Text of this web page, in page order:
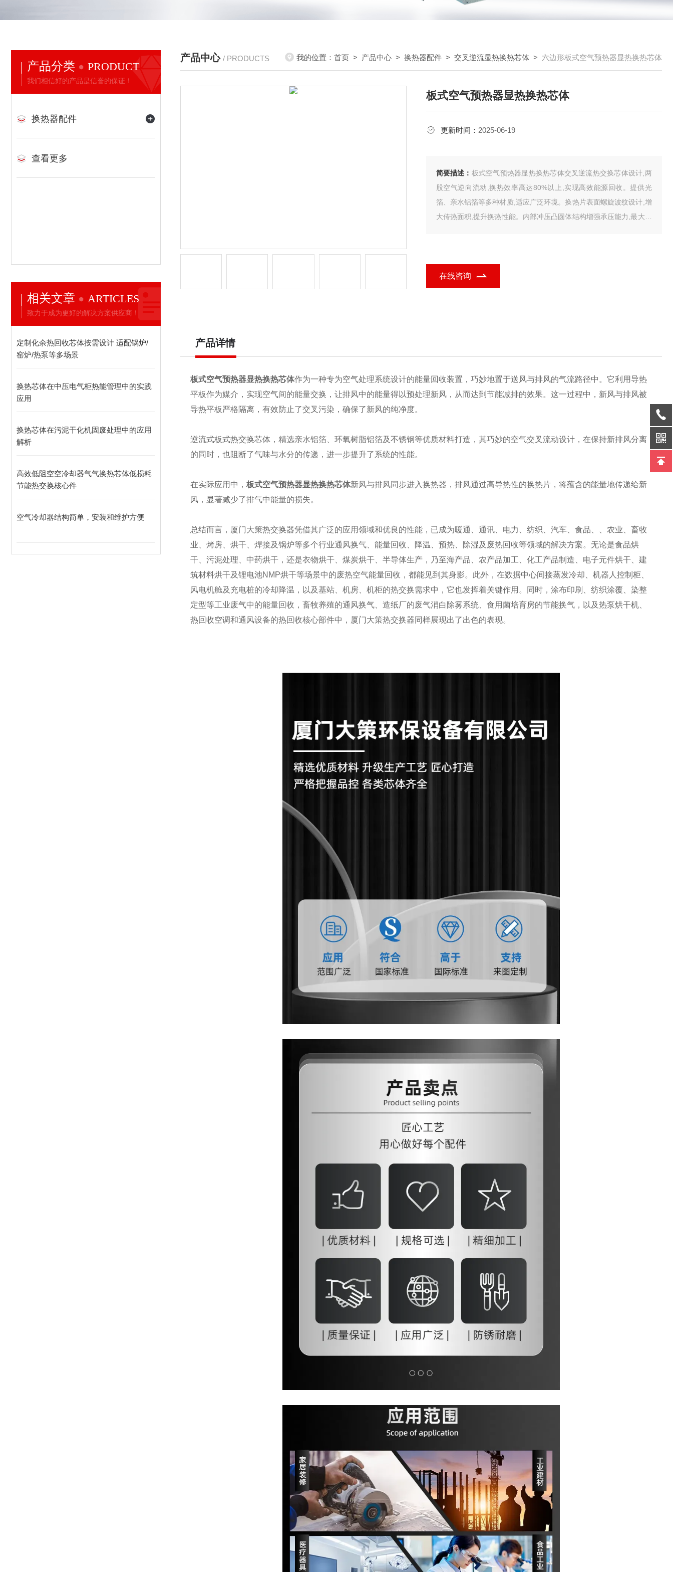
产品分类 PRODUCT
我们相信好的产品是信誉的保证！
换热器配件
查看更多
相关文章 ARTICLES
致力于成为更好的解决方案供应商！
定制化余热回收芯体按需设计 适配锅炉/
窑炉/热泵等多场景
换热芯体在中压电气柜热能管理中的实践
应用
换热芯体在污泥干化机固废处理中的应用
解析
高效低阻空空冷却器气气换热芯体低损耗
节能热交换核心件
空气冷却器结构简单，安装和维护方便
产品中心 / PRODUCTS 我的位置： 首页 > 产品中心 > 换热器配件 > 交叉逆流显热换热芯体 > 六边形板式空气预热器显热换热芯体
板式空气预热器显热换热芯体
更新时间： 2025-06-19
简要描述： 板式空气预热器显热换热芯体交叉逆流热交换芯体设计,两
股空气逆向流动,换热效率高达80%以上,实现高效能源回收。提供光
箔、亲水铝箔等多种材质,适应广泛环境。换热片表面螺旋波纹设计,增
大传热面积,提升换热性能。内部冲压凸圆体结构增强承压能力,最大承
在线咨询
产品详情
板式空气预热器显热换热芯体作为一种专为空气处理系统设计的能量回收装置，巧妙地置于送风与排风的气流路径中。它利用导热
平板作为媒介，实现空气间的能量交换，让排风中的能量得以预处理新风，从而达到节能减排的效果。这一过程中，新风与排风被
导热平板严格隔离，有效防止了交叉污染，确保了新风的纯净度。
逆流式板式热交换芯体，精选亲水铝箔、环氧树脂铝箔及不锈钢等优质材料打造，其巧妙的空气交叉流动设计，在保持新排风分离
的同时，也阻断了气味与水分的传递，进一步提升了系统的性能。
在实际应用中， 板式空气预热器显热换热芯体新风与排风同步进入换热器，排风通过高导热性的换热片，将蕴含的能量地传递给新
风，显著减少了排气中能量的损失。
总结而言，厦门大策热交换器凭借其广泛的应用领域和优良的性能，已成为暖通、通讯、电力、纺织、汽车、食品、、农业、畜牧
业、烤房、烘干、焊接及锅炉等多个行业通风换气、能量回收、降温、预热、除湿及废热回收等领域的解决方案。无论是食品烘
干、污泥处理、中药烘干，还是衣物烘干、煤炭烘干、半导体生产，乃至海产品、农产品加工、化工产品制造、电子元件烘干、建
筑材料烘干及锂电池NMP烘干等场景中的废热空气能量回收，都能见到其身影。此外，在数据中心间接蒸发冷却、机器人控制柜、
风电机舱及充电桩的冷却降温，以及基站、机房、机柜的热交换需求中，它也发挥着关键作用。同时，涂布印刷、纺织涂覆、染整
定型等工业废气中的能量回收，畜牧养殖的通风换气、造纸厂的废气消白除雾系统、食用菌培育房的节能换气，以及热泵烘干机、
热回收空调和通风设备的热回收核心部件中，厦门大策热交换器同样展现出了出色的表现。